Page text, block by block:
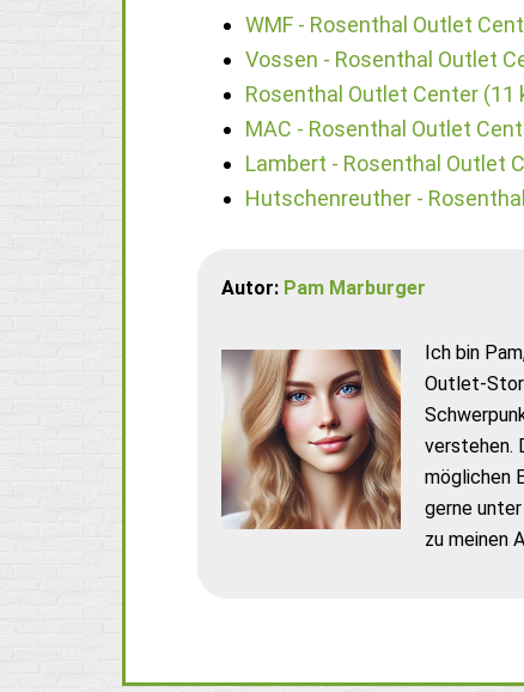
WMF - Rosenthal Outlet
Vossen - Rosenthal Outlet
Rosenthal Outlet Center (11
MAC - Rosenthal Outlet
Lambert - Rosenthal Outlet
Hutschenreuther -
Autor: Pam Marburger
Ich bin
Outlet-
verstehen.
möglichen
gerne unter
zu meinen